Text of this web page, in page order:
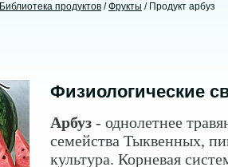
Библиотека продуктов /Фрукты / Продукт арбуз
Физиологические
Арбуз - однолетнее
семейства Тыквенных,
культура. Корневая